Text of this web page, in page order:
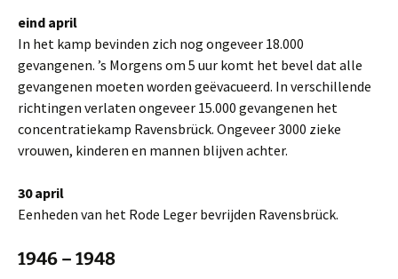
eind april
In het kamp bevinden zich nog ongeveer 18.000
gevangenen. ’s Morgens om 5 uur komt het bevel dat alle
gevangenen moeten worden geëvacueerd. In verschillende
richtingen verlaten ongeveer 15.000 gevangenen het
concentratiekamp Ravensbrück. Ongeveer 3000 zieke
vrouwen, kinderen en mannen blijven achter.
30 april
Eenheden van het Rode Leger bevrijden Ravensbrück.
1946 – 1948